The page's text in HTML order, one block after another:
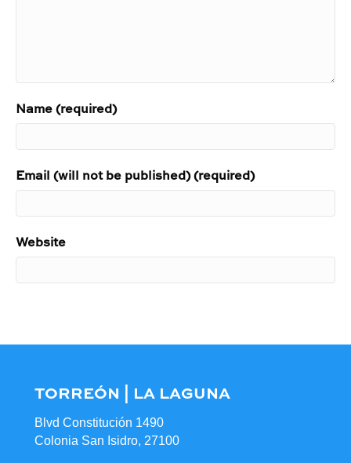
Name (required)
Email (will not be published) (required)
Website
TORREÓN | LA LAGUNA
Blvd Constitución 1490
Colonia San Isidro, 27100